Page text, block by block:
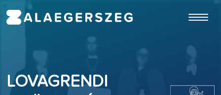
LOVAGRENDI